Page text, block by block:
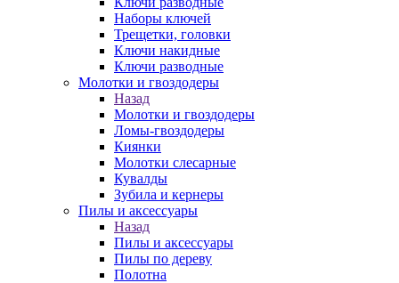
Наборы ключей
Трещетки, головки
Ключи накидные
Ключи разводные
Молотки и гвоздодеры
Назад
Молотки и гвоздодеры
Ломы-гвоздодеры
Киянки
Молотки слесарные
Кувалды
Зубила и кернеры
Пилы и аксессуары
Назад
Пилы и аксессуары
Пилы по дереву
Полотна